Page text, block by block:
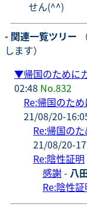
せん(^^)
- 関連一覧ツリー
します）
▼帰国のために
02:48 No.832
Re:帰国のた
21/08/20-
Re:帰国の
21/08/20-
Re:陰性証明
感謝- 八
Re:陰性証